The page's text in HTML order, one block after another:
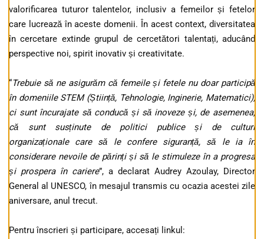
valorificarea tuturor talentelor, inclusiv a femeilor și fetelor
care lucrează în aceste domenii. În acest context, diversitatea
în cercetare extinde grupul de cercetători talentați, aducând
perspective noi, spirit inovativ și creativitate.
“Trebuie să ne asigurăm că femeile și fetele nu doar participă
în domeniile STEM (Știință, Tehnologie, Inginerie, Matematici),
ci sunt încurajate să conducă și să inoveze și, de asemenea,
că sunt susținute de politici publice și de culturi
organizaționale care să le confere siguranță, să le ia în
considerare nevoile de părinți și să le stimuleze în a progresa
și prospera în cariere”, a declarat Audrey Azoulay, Director
General al UNESCO, în mesajul transmis cu ocazia acestei zile
aniversare, anul trecut.
Pentru înscrieri și participare, accesați linkul: